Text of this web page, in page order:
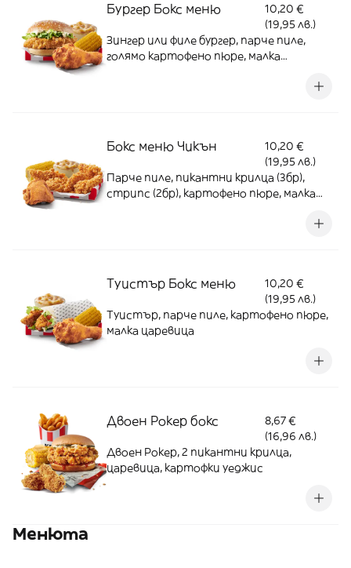
Бургер Бокс меню
10,20 €
(19,95 лв.)
Зингер или филе бургер, парче пиле,
голямо картофено пюре, малка
Бокс меню Чикън
10,20 €
(19,95 лв.)
Парче пиле, пикантни крилца (3бр),
стрипс (2бр), картофено пюре, малка
Туистър Бокс меню
10,20 €
(19,95 лв.)
Туистър, парче пиле, картофено пюре,
малка царевица
Двоен Рокер бокс
8,67 €
(16,96 лв.)
Двоен Рокер, 2 пикантни крилца,
царевица, картофки уеджис
Менюта